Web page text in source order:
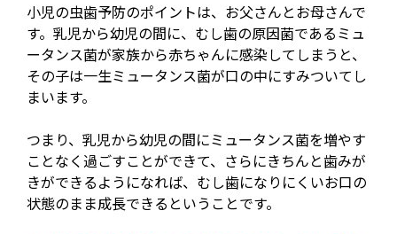
小児の虫歯予防のポイントは、お父さんとお母さんで
す。乳児から幼児の間に、むし歯の原因菌であるミュ
ータンス菌が家族から赤ちゃんに感染してしまうと、
その子は一生ミュータンス菌が口の中にすみついてし
まいます。
つまり、乳児から幼児の間にミュータンス菌を増やす
ことなく過ごすことができて、さらにきちんと歯みが
きができるようになれば、むし歯になりにくいお口の
状態のまま成長できるということです。